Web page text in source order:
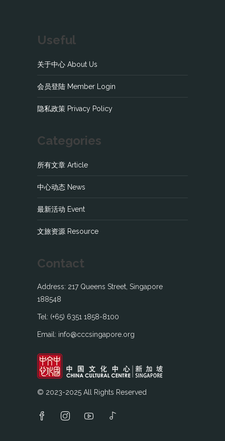
Useful
关于中心 About Us
会员登陆 Member Login
隐私政策 Privacy Policy
Categories
所有文章 Article
中心动态 News
最新活动 Event
文旅资源 Resource
Contact
Address: 217 Queens Street, Singapore
188548
Tel: (+65) 6351 1858-8100
Email: info@cccsingapore.org
© 2023-2025 All Rights Reserved